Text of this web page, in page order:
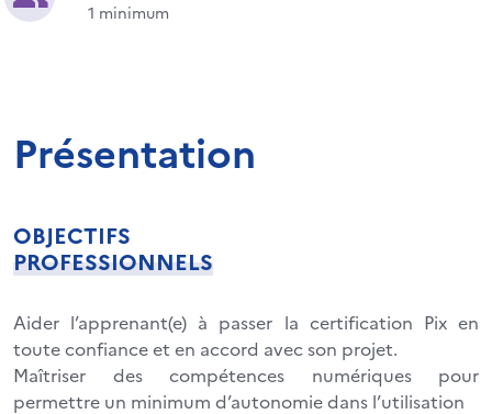
1 minimum
Présentation
OBJECTIFS
PROFESSIONNELS
Aider l’apprenant(e) à passer la certification Pix en
toute confiance et en accord avec son projet.
Maîtriser des compétences numériques pour
permettre un minimum d’autonomie dans l’utilisation